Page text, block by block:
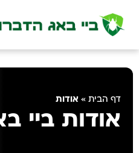
דף הבית » אודות
אודות ביי